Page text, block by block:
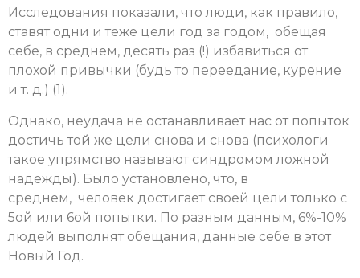
Исследования показали, что люди, как правило,
ставят одни и теже цели год за годом, обещая
себе, в среднем, десять раз (!) избавиться от
плохой привычки (будь то переедание, курение
и т. д.) (1).
Однако, неудача не останавливает нас от попыток
достичь той же цели снова и снова (психологи
такое упрямство называют синдромом ложной
надежды). Было установлено, что, в
среднем, человек достигает своей цели только с
5ой или 6ой попытки. По разным данным, 6%-10%
людей выполнят обещания, данные себе в этот
Новый Год.